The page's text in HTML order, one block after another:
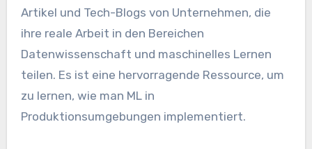
Artikel und Tech-Blogs von Unternehmen, die
ihre reale Arbeit in den Bereichen
Datenwissenschaft und maschinelles Lernen
teilen. Es ist eine hervorragende Ressource, um
zu lernen, wie man ML in
Produktionsumgebungen implementiert.